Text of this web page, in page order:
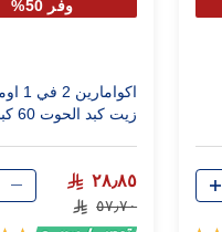
وفر 50%
زيت كبد الحوت 60 كبسوله
٢٨٫٨٥
٥٧٫٧٠